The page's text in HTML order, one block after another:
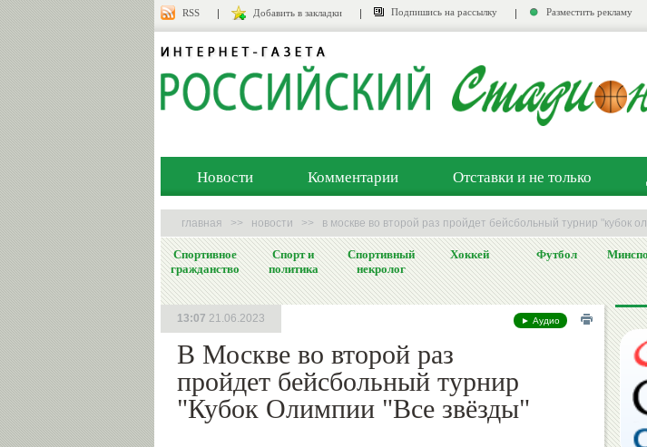
RSS Добавить в закладки Подпишись на рассылку Разместить рекламу
Новости Комментарии Отставки и не только
главная >> новости >> в москве во второй раз пройдет бейсбольный турнир "кубок
Спортивное
гражданство
Спорт и
политика
Спортивный
некролог
Хоккей Футбол
► Аудио
В Москве во второй раз
пройдет бейсбольный турнир
"Кубок Олимпии "Все звёзды"
13:07 21.06.2023